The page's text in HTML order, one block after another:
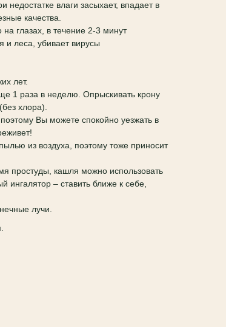
недостатке влаги засыхает, впадает в
качества.
глазах, в течение 2-3 минут
и леса, убивает вирусы
лет.
1 раза в неделю. Опрыскивать крону
хлора).
Вы можете спокойно уезжать в
из воздуха, поэтому тоже приносит
простуды, кашля можно использовать
ингалятор – ставить ближе к себе,
лучи.